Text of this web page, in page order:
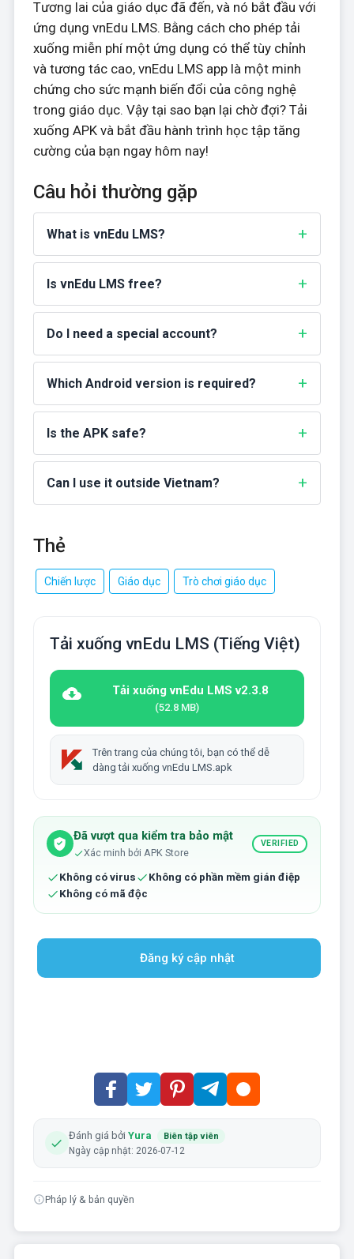
Tương lai của giáo dục đã đến, và nó bắt đầu với
ứng dụng vnEdu LMS. Bằng cách cho phép tải
xuống miễn phí một ứng dụng có thể tùy chỉnh
và tương tác cao, vnEdu LMS app là một minh
chứng cho sức mạnh biến đổi của công nghệ
trong giáo dục. Vậy tại sao bạn lại chờ đợi? Tải
xuống APK và bắt đầu hành trình học tập tăng
cường của bạn ngay hôm nay!
Câu hỏi thường gặp
What is vnEdu LMS?
Is vnEdu LMS free?
Do I need a special account?
Which Android version is required?
Is the APK safe?
Can I use it outside Vietnam?
Thẻ
Chiến lược Giáo dục Trò chơi giáo dục
Tải xuống vnEdu LMS (Tiếng Việt)
Tải xuống vnEdu LMS v2.3.8
(52.8 MB)
Trên trang của chúng tôi, bạn có thể dễ
dàng tải xuống vnEdu LMS.apk
Đã vượt qua kiểm tra bảo mật
Xác minh bởi APK Store
VERIFIED
Không có virus
Không có phần mềm gián điệp
Không có mã độc
Đăng ký cập nhật
Đánh giá bởi Yura Biên tập viên
Ngày cập nhật: 2026-07-12
Pháp lý & bản quyền